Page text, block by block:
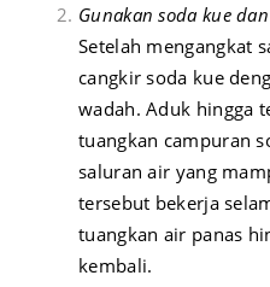
Gunakan soda kue
Setelah mengangkat
cangkir soda kue
wadah. Aduk hingga
tuangkan campuran
saluran air yang
tersebut bekerja
tuangkan air panas
kembali.